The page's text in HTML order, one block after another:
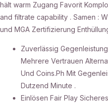
hält warm Zugang Favorit
and filtrate capability . Samen :
und MGA Zertifizierung
Zuverlässig
Mehrere Vertrauen
Und Coins.Ph Mit
Dutzend Minute .
Einlösen Fair Play